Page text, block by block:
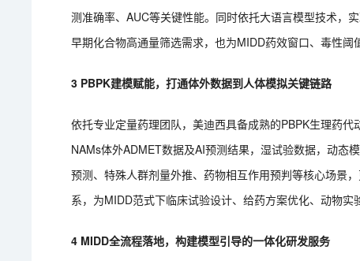
测准确率、AUC等关键性能。同时依托大语言模型技术，
早期化合物高通量筛选需求，也为MIDD药效窗口、毒性阈
3 PBPK建模赋能，打通体外数据到人体模拟关键链路
依托专业定量药理团队，美迪西具备成熟的PBPK生理药
NAMs体外ADMET数据及AI预测结果，湿试验数据，动态
预测、特殊人群剂量外推、药物相互作用预判等核心场景
系，为MIDD范式下临床试验设计、给药方案优化、动物实
4 MIDD全流程落地，构建模型引导的一体化研发服务